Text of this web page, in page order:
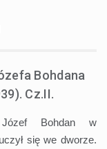
Bohdana
Cz.II.
Józef Bohdan w
się we dworze.